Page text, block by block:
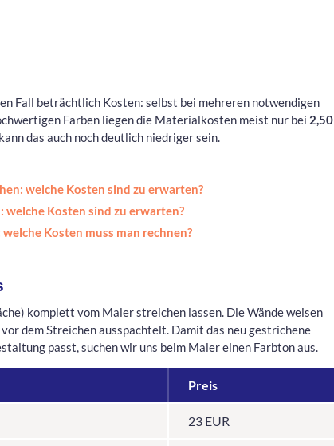
Fall beträchtlich Kosten: selbst bei mehreren notwendigen
Farben liegen die Materialkosten meist nur bei 2,50
das auch noch deutlich niedriger sein.
welche Kosten sind zu erwarten?
welche Kosten sind zu erwarten?
Kosten muss man rechnen?
komplett vom Maler streichen lassen. Die Wände weisen
dem Streichen ausspachtelt. Damit das neu gestrichene
passt, suchen wir uns beim Maler einen Farbton aus.
Preis
23 EUR